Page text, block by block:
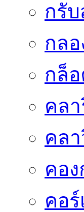
กรั
กล
กล็
คลา
คล
คอง
คอร์